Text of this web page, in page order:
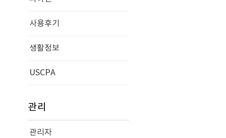
사용후기
생활정보
USCPA
관리
관리자